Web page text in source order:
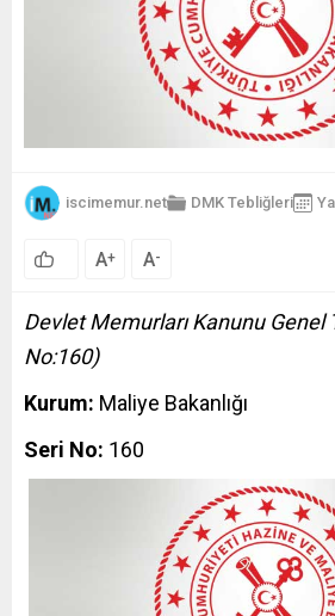
iscimemur.net DMK Tebliğleri
A+ A-
Devlet Memurları Kanunu Genel
No:160)
Kurum: Maliye Bakanlığı
Seri No: 160